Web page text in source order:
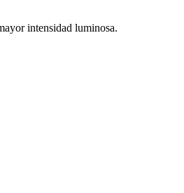
intensidad luminosa.